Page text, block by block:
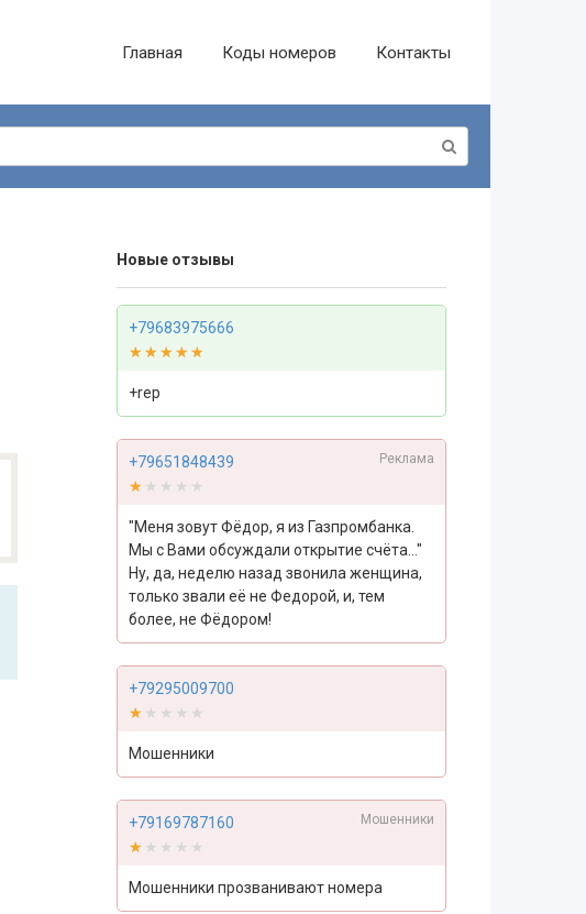
Главная Коды номеров Контакты
Новые отзывы
+79683975666
★★★★★
★★★★★
+rep
+79651848439 Реклама
★★★★★
★★★★★
"Меня зовут Фёдор, я из Газпромбанка.
Мы с Вами обсуждали открытие счёта..."
Ну, да, неделю назад звонила женщина,
только звали её не Федорой, и, тем
более, не Фёдором!
+79295009700
★★★★★
★★★★★
Мошенники
+79169787160 Мошенники
★★★★★
★★★★★
Мошенники прозванивают номера